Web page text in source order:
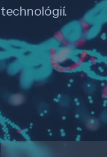
technológií.